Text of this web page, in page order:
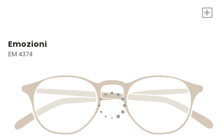
+
Emozioni
EM 4374